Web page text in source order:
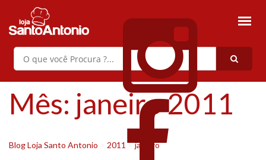
Mês: janeiro 2011
Blog Loja Santo Antonio 2011 >janeiro